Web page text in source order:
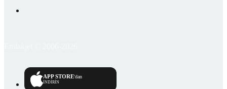
APP STORE'dan
İNDİRİN